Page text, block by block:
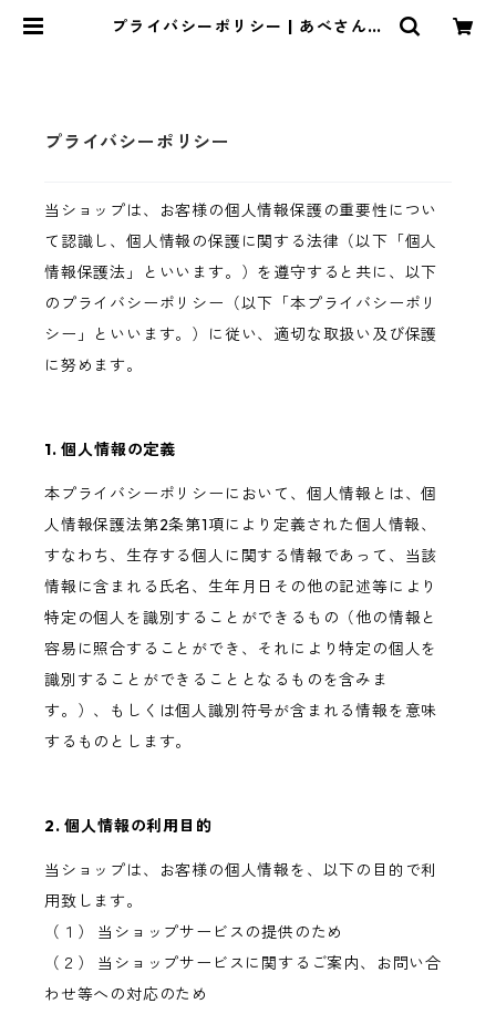
プライバシーポリシー | あべさん家
プライバシーポリシー
当ショップは、お客様の個人情報保護の重要性につい
て認識し、個人情報の保護に関する法律（以下「個人
情報保護法」といいます。）を遵守すると共に、以下
のプライバシーポリシー（以下「本プライバシーポリ
シー」といいます。）に従い、適切な取扱い及び保護
に努めます。
1. 個人情報の定義
本プライバシーポリシーにおいて、個人情報とは、個
人情報保護法第2条第1項により定義された個人情報、
すなわち、生存する個人に関する情報であって、当該
情報に含まれる氏名、生年月日その他の記述等により
特定の個人を識別することができるもの（他の情報と
容易に照合することができ、それにより特定の個人を
識別することができることとなるものを含みま
す。）、もしくは個人識別符号が含まれる情報を意味
するものとします。
2. 個人情報の利用目的
当ショップは、お客様の個人情報を、以下の目的で利
用致します。
（１） 当ショップサービスの提供のため
（２） 当ショップサービスに関するご案内、お問い合
わせ等への対応のため